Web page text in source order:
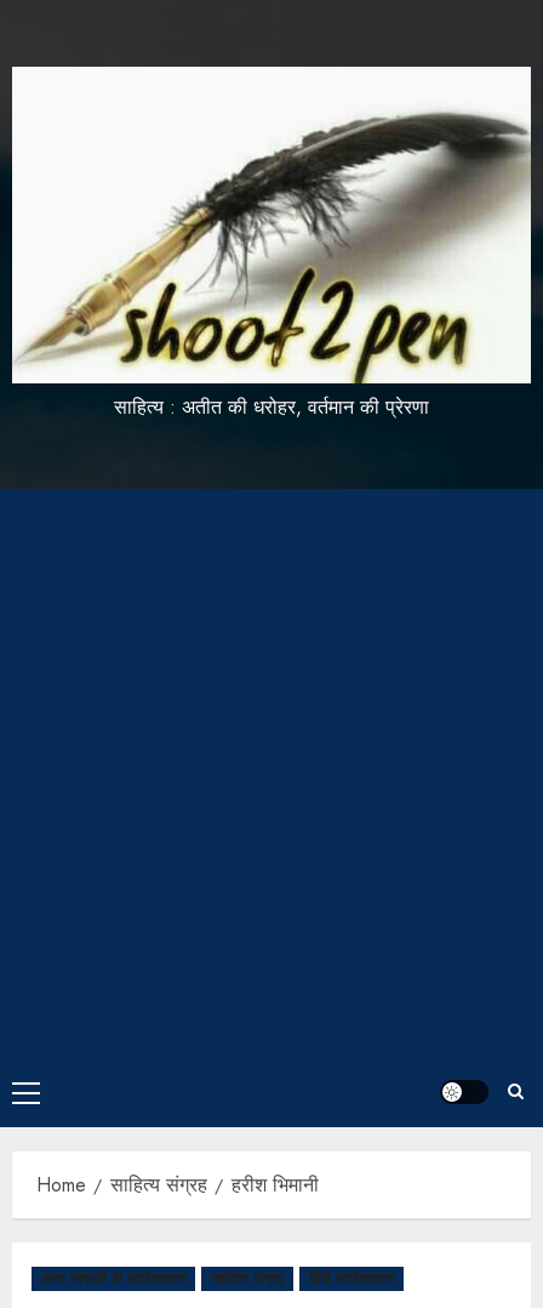
साहित्य : अतीत की धरोहर, वर्तमान की प्रेरणा
Home साहित्य संग्रह हरीश भिमानी
अन्य भाषाओं के साहित्यकार साहित्य संग्रह हिंदी साहित्यकार